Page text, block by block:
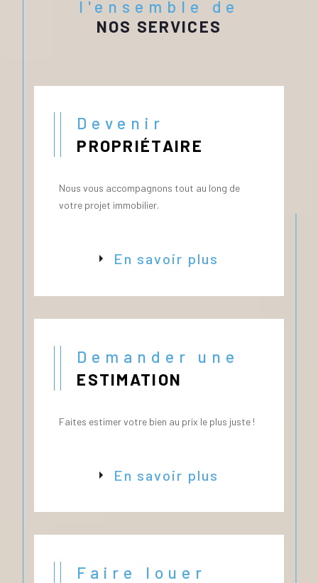
l'ensemble de
NOS SERVICES
Devenir
PROPRIÉTAIRE
Nous vous accompagnons tout au long de
votre projet immobilier.
En savoir plus
Demander une
ESTIMATION
Faites estimer votre bien au prix le plus juste !
En savoir plus
Faire louer